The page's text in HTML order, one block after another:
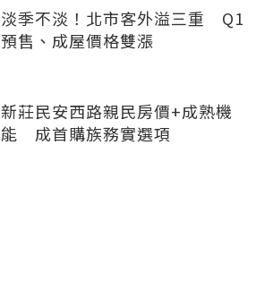
淡季不淡！北市客外溢三重 Q1
預售、成屋價格雙漲
新莊民安西路親民房價+成熟機
能 成首購族務實選項